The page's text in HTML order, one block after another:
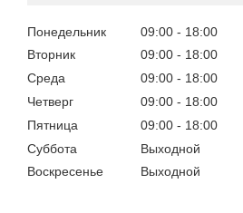
Понедельник 09:00
18:00
Вторник
09:00
18:00
Среда
09:00
18:00
Четверг
09:00
18:00
Пятница
09:00
18:00
Суббота
Выходной
Воскресенье
Выходной